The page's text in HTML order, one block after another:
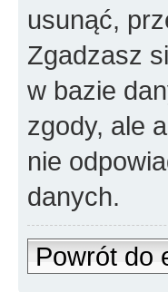
usunąć,
Zgadzasz
w bazie
zgody, ale
nie
danych.
Powrót do